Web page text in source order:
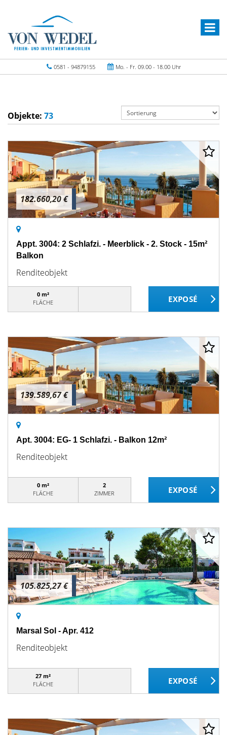
0581 - 94879155 Mo. - Fr. 09.00 - 18.00 Uhr
Objekte: 73
182.660,20 €
Appt. 3004: 2 Schlafzi. - Meerblick - 2. Stock - 15m²
Balkon
Renditeobjekt
0 m²
FLÄCHE
139.589,67 €
Apt. 3004: EG- 1 Schlafzi. - Balkon 12m²
Renditeobjekt
0 m²
FLÄCHE
2
ZIMMER
105.825,27 €
Marsal Sol - Apr. 412
Renditeobjekt
27 m²
FLÄCHE